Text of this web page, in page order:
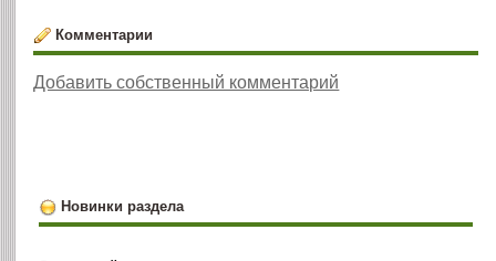
Комментарии
Добавить собственный комментарий
Новинки раздела